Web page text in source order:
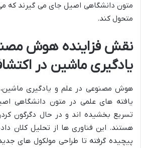
متون دانشگاهی اصیل جای می گیرند که می
متحول کند.
نقش فزاینده هوش
یادگیری ماشین در
هوش مصنوعی در علم و یادگیری
یافته های علمی در متون دانشگاهی
تسریع بخشیده اند و در حال دگرگون
هستند. این فناوری ها از تحلیل کلان
پیچیده گرفته تا طراحی مولکول های